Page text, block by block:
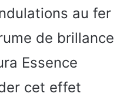
au fer
de brillance
Essence
cet effet